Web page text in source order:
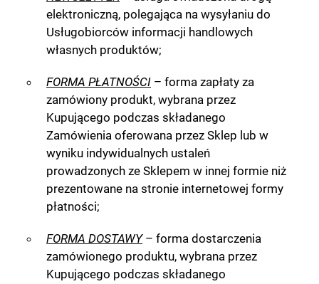
elektroniczną, polegająca na wysyłaniu do
Usługobiorców informacji handlowych
własnych produktów;
FORMA PŁATNOŚCI – forma zapłaty za
zamówiony produkt, wybrana przez
Kupującego podczas składanego
Zamówienia oferowana przez Sklep lub w
wyniku indywidualnych ustaleń
prowadzonych ze Sklepem w innej formie niż
prezentowane na stronie internetowej formy
płatności;
FORMA DOSTAWY– forma dostarczenia
zamówionego produktu, wybrana przez
Kupującego podczas składanego